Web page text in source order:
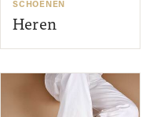
SCHOENEN
Heren